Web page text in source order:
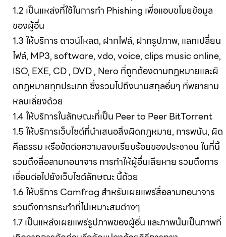
1.2 เป็นแหล่งที่ใช้ในการทำ Phishing เพื่อแอบขโมยข้อมูล
ของผู้อื่น
1.3 ให้บริการ ดาวน์โหลด, ฝากไฟล์, ฝากรูปภาพ, แลกเปลี่ยน
ไฟล์, MP3, software, vdo, voice, clips music online,
ISO, EXE, CD , DVD , Nero ที่ถูกต้องตามกฏหมายและผิ
ดกฏหมายทุกประเภท ซึ่งรวมไปถึงนามสกุลอื่นๆ ที่พยายาม
หลบเลี่ยงด้วย
1.4 ให้บริการในลักษณะที่เป็น Peer to Peer BitTorrent
1.5 ให้บริการเว็บไซต์ที่นำเสนอสิ่งผิดกฎหมาย, การพนัน, ผิด
ศีลธรรม หรือขัดต่อความสงบเรียบร้อยของประชาชน ในที่นี้
รวมถึงสื่อลามกอนาจาร การทำให้ผู้อื่นเสียหาย รวมถึงการ
เชื่อมต่อไปยังเว็บไซต์ลักษณะ นี้ด้วย
1.6 ให้บริการ Camfrog สำหรับเผยแพร่สื่อลามกอนาจาร
รวมถึงการกระทำที่ไม่เหมาะสมต่างๆ
1.7 เป็นแหล่งเผยแพร่รูปภาพของผู้อื่น และภาพนั้นเป็นภาพที่